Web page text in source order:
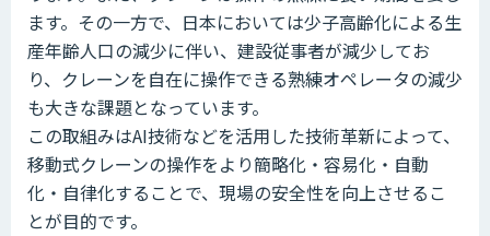
ます。その一方で、日本においては少子高齢化による生
産年齢人口の減少に伴い、建設従事者が減少してお
り、クレーンを自在に操作できる熟練オペレータの減少
も大きな課題となっています。
この取組みはAI技術などを活用した技術革新によって、
移動式クレーンの操作をより簡略化・容易化・自動
化・自律化することで、現場の安全性を向上させるこ
とが目的です。